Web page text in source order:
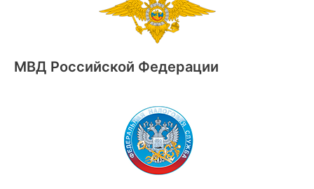
МВД Российской Федерации